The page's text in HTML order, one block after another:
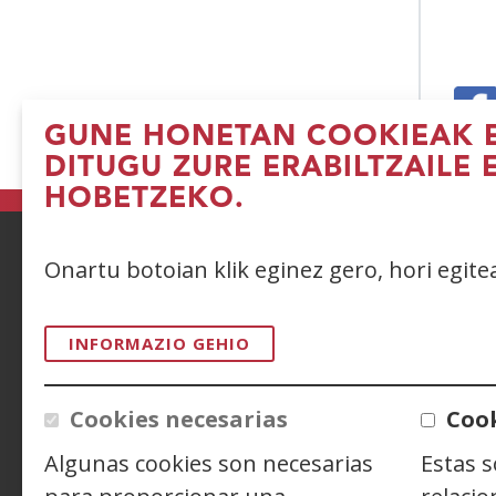
GUNE HONETAN COOKIEAK
DITUGU ZURE ERABILTZAILE
HOBETZEKO.
Onartu botoian klik eginez gero, hori
INFORMAZIO GEHIO
Cookies necesarias
Algunas cookies son necesarias
Estas
ACCESIBILIDAD AVISO LEGAL
CONTACTO
Siguenos en:
leiho
Twitter
(Ireki
leiho
berrian)
(Ireki
leiho